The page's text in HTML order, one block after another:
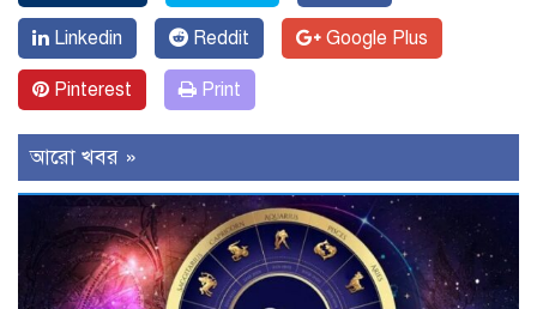
Linkedin Reddit Google Plus
Pinterest Print
আরো খবর »